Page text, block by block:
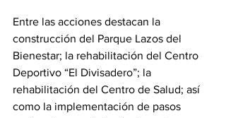
Entre las acciones destacan la
construcción del Parque Lazos del
Bienestar; la rehabilitación del Centro
Deportivo “El Divisadero”; la
rehabilitación del Centro de Salud; así
como la implementación de pasos